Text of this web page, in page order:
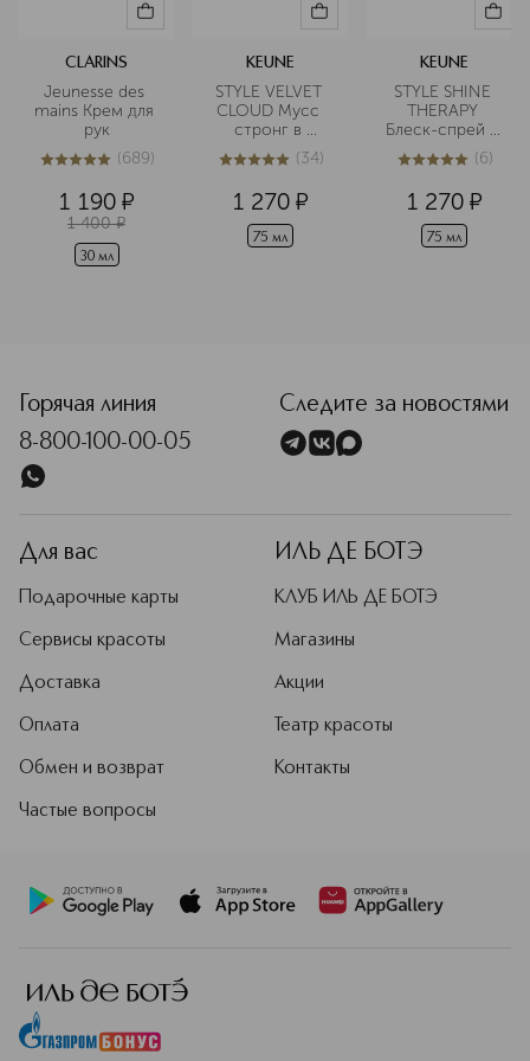
CLARINS
Jeunesse des
mains Крем для
рук
5из 5689 (689)
1 190 ¤
1 400 ¤
30 мл
KEUNE
STYLE VELVET
CLOUD Мусс
стронг в
дорожном
формате
5из 534 (34)
1 270 ¤
75 мл
KEUNE
STYLE SHINE
THERAPY
Блеск-спрей в
дорожном
формате
4.9из56 (6)
1 270 ¤
75 мл
Горячая линия
8-800-100-00-05
Следите за новостями
Для вас
Подарочные карты
Сервисы красоты
Доставка
Оплата
Обмен и возврат
Частые вопросы
ИЛЬ ДЕ БОТЭ
КЛУБ ИЛЬ ДЕ БОТЭ
Магазины
Акции
Театр красоты
Контакты